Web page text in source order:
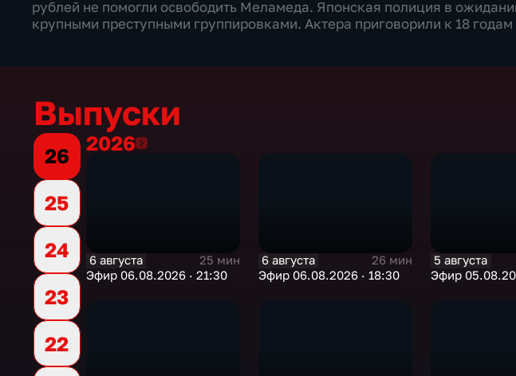
рублей не помогли освободить Меламеда. Японская полиция в
крупными преступными группировками. Актера приговорили к 18 годам
Выпуски
26
25
24
23
22
20262026
6 августа
25 мин
Эфир 06.08.2026 · 21:30
6 августа
26 мин
Эфир 06.08.2026 · 18:30
5 августа
Эфир